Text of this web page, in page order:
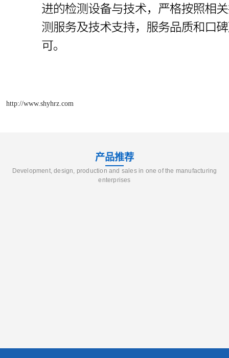
http://www.shyhrz.com
产品推荐
Development, design, production and sales in one of the manufacturing
enterprises